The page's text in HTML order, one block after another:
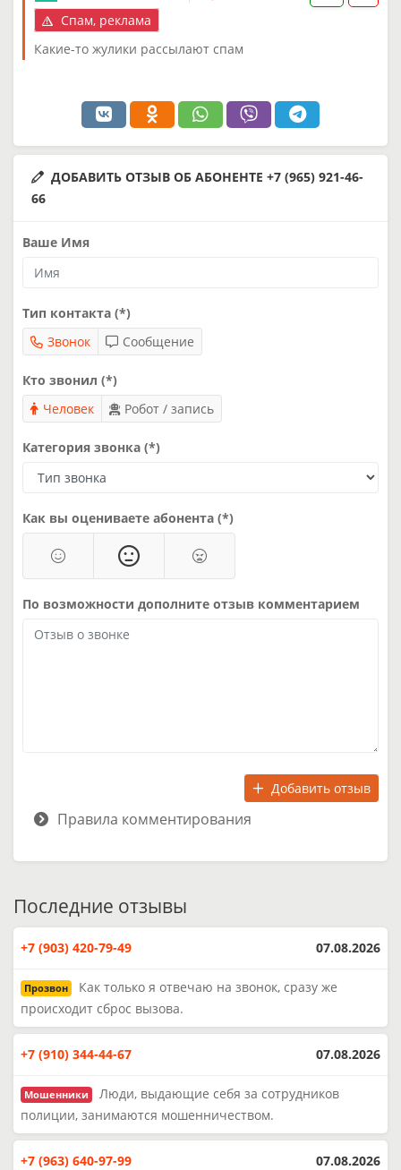
Спам, реклама
Какие-то жулики рассылают спам
ДОБАВИТЬ ОТЗЫВ ОБ АБОНЕНТЕ +7 (965) 921-46-
66
Ваше Имя
Тип контакта (*)
Звонок
Сообщение
Кто звонил (*)
Человек
Робот / запись
Категория звонка (*)
Как вы оцениваете абонента (*)
По возможности дополните отзыв комментарием
Добавить отзыв
Правила комментирования
Последние отзывы
+7 (903) 420-79-49 07.08.2026
Прозвон
Как только я отвечаю на звонок, сразу же
происходит сброс вызова.
+7 (910) 344-44-67 07.08.2026
Мошенники
Люди, выдающие себя за сотрудников
полиции, занимаются мошенничеством.
+7 (963) 640-97-99 07.08.2026